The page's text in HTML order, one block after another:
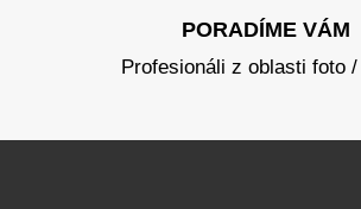
PORADÍME VÁM
Profesionáli z oblasti foto